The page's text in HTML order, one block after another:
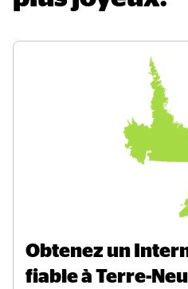
Obtenez un
fiable à Terre-